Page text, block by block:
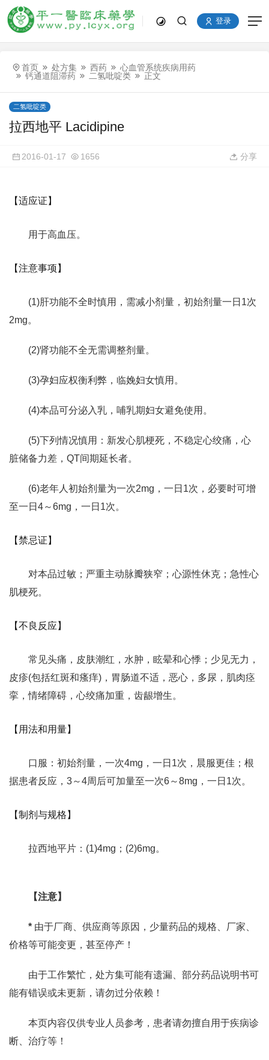
登录
首页 处方集 西药
心血管系统疾病用药
钙通道阻滞药
二氢吡啶类 正文
二氢吡啶类
拉西地平 Lacidipine
2016-01-17 1656 分享
【适应证】
用于高血压。
【注意事项】
(1)肝功能不全时慎用，需减小剂量，初始剂量一日1次
2mg。
(2)肾功能不全无需调整剂量。
(3)孕妇应权衡利弊，临娩妇女慎用。
(4)本品可分泌入乳，哺乳期妇女避免使用。
(5)下列情况慎用：新发心肌梗死，不稳定心绞痛，心
脏储备力差，QT间期延长者。
(6)老年人初始剂量为一次2mg，一日1次，必要时可增
至一日4～6mg，一日1次。
【禁忌证】
对本品过敏；严重主动脉瓣狭窄；心源性休克；急性心
肌梗死。
【不良反应】
常见头痛，皮肤潮红，水肿，眩晕和心悸；少见无力，
皮疹(包括红斑和瘙痒)，胃肠道不适，恶心，多尿，肌肉痉
挛，情绪障碍，心绞痛加重，齿龈增生。
【用法和用量】
口服：初始剂量，一次4mg，一日1次，晨服更佳；根
据患者反应，3～4周后可加量至一次6～8mg，一日1次。
【制剂与规格】
拉西地平片：(1)4mg；(2)6mg。
【注意】
* 由于厂商、供应商等原因，少量药品的规格、厂家、
价格等可能变更，甚至停产！
由于工作繁忙，处方集可能有遗漏、部分药品说明书可
能有错误或未更新，请勿过分依赖！
本页内容仅供专业人员参考，患者请勿擅自用于疾病诊
断、治疗等！